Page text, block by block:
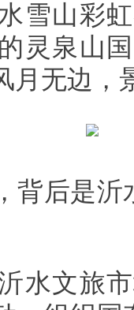
雪山彩
灵泉山
月无边，
背后是沂
水文旅